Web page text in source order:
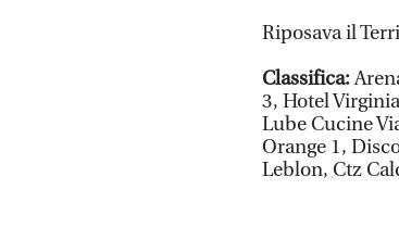
Riposava il
Classifica:
3, Hotel
Lube Cucine
Orange 1,
Leblon, Ctz